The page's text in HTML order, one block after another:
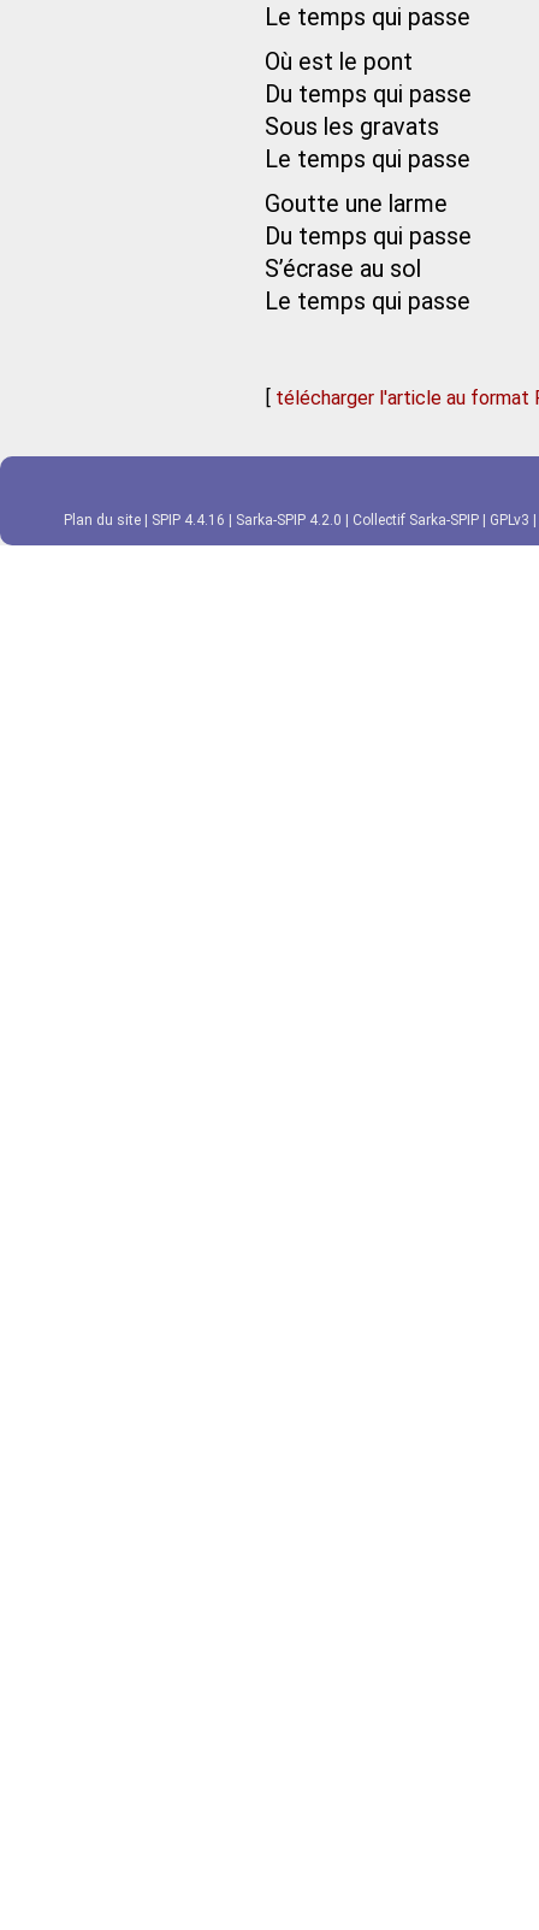
Le temps qui passe
Où est le pont
Du temps qui passe
Sous les gravats
Le temps qui passe
Goutte une larme
Du temps qui passe
S’écrase au sol
Le temps qui passe
[ télécharger l'article au format
Plan du site SPIP 4.4.16 Sarka-SPIP 4.2.0 Collectif Sarka-SPIP GPLv3